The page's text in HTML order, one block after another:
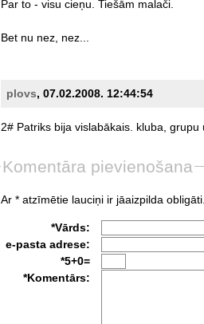
Par to - visu cieņu. Tiešām malači.
Bet nu nez, nez...
plovs, 07.02.2008. 12:44:54
2# Patriks bija vislabākais. kluba, grupu
Komentāra pievienošana
Ar * atzīmētie lauciņi ir jāaizpilda obligāti.
*Vārds:
e-pasta adrese:
*5+0=
*Komentārs: